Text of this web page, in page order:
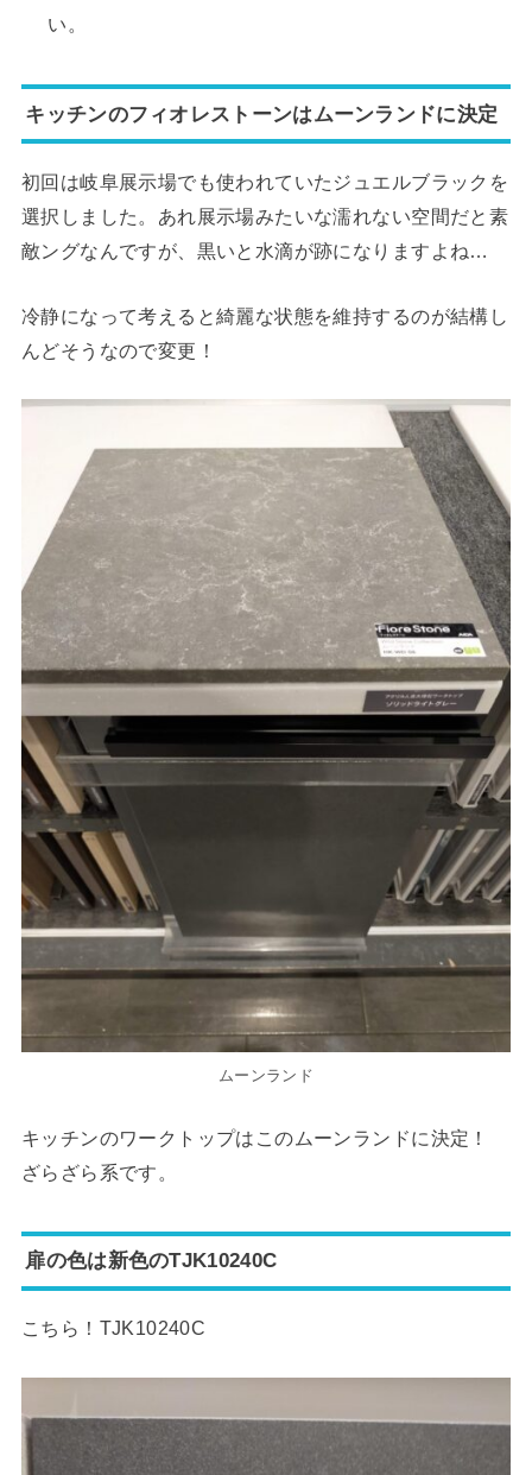
い。
キッチンのフィオレストーンはムーンランドに決定
初回は岐阜展示場でも使われていたジュエルブラックを
選択しました。あれ展示場みたいな濡れない空間だと素
敵ングなんですが、黒いと水滴が跡になりますよね…
冷静になって考えると綺麗な状態を維持するのが結構し
んどそうなので変更！
ムーンランド
キッチンのワークトップはこのムーンランドに決定！
ざらざら系です。
扉の色は新色のTJK10240C
こちら！TJK10240C